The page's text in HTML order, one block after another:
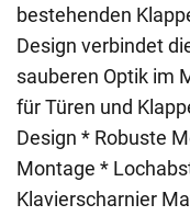
bestehenden
Design verbindet
sauberen Optik im
für Türen und
Design * Robuste
Montage *
Klavierscharnier